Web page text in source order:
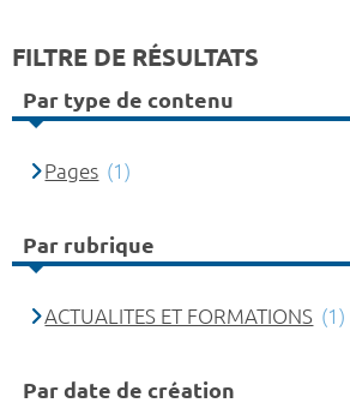
FILTRE DE RÉSULTATS
Par type de contenu
Pages (1)
Par rubrique
ACTUALITES ET FORMATIONS (1)
Par date de création